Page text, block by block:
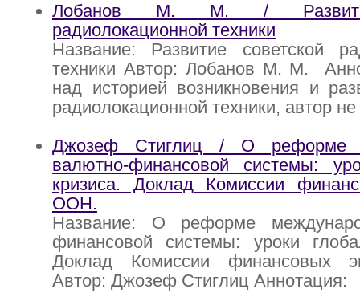
Лобанов М. М. /
радиолокационной техники
Название: Развитие советской
техники Автор: Лобанов М. М.
над историей возникновения и
радиолокационной техники, автор не
Джозеф Стиглиц / О реформе
валютно-финансовой системы:
кризиса. Доклад Комиссии
ООН.
Название: О реформе
финансовой системы: уроки
Доклад Комиссии финансовых
Автор: Джозеф Стиглиц Аннотация: